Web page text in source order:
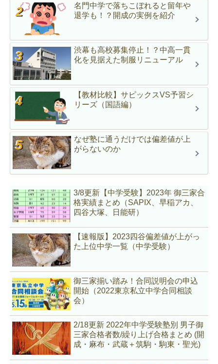
名門中学で落ちこぼれると留年や
退学も！？開成の実例を紹介
渋幕も高校募集停止！？中高一貫
化を見据えた制服リニューアル
【教材比較】サピックスVS予習シ
リーズ（国語編）
なぜ塾に通うだけでは偏差値が上
がらないのか
3/8更新【中学受験】2023年 御三家合
格実績まとめ（SAPIX、早稲アカ、
四谷大塚、日能研）
【速報版】2023四谷偏差値が上がっ
た上位中学一覧（中学受験）
御三家揃い踏み！合同説明会の申込
開始（2022東京私立中学合同相談
会）
2/18更新 2022年中学受験塾別 男子御
三家合格者数/繰り上げ合格まとめ (開
成・麻布・武蔵＋筑駒・駒東・聖光)